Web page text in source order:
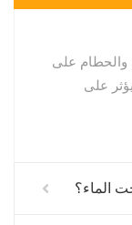
والحطام على
على
الماء؟